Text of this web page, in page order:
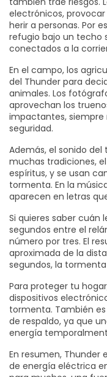
electrónicos,
herir a personas. Por
refugio bajo un techo
conectados a la
En el campo, los
del Thunder para
animales. Los
aprovechan los
impactantes,
seguridad.
Además, el sonido
muchas tradiciones,
espíritus, y se usan
tormenta. En la
aparecen en letras
Si quieres saber cuán
segundos entre el
número por tres. El
aproximada de la
segundos, la
Para proteger tu
dispositivos
tormenta. También
de respaldo, ya que
energía
En resumen, Thunder
de energía eléctrica